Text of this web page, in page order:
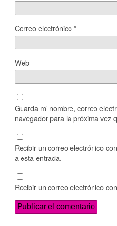
Correo electrónico*
Web
Guarda mi nombre, correo
navegador para la próxima vez
Recibir un correo electrónico
a esta entrada.
Recibir un correo electrónico